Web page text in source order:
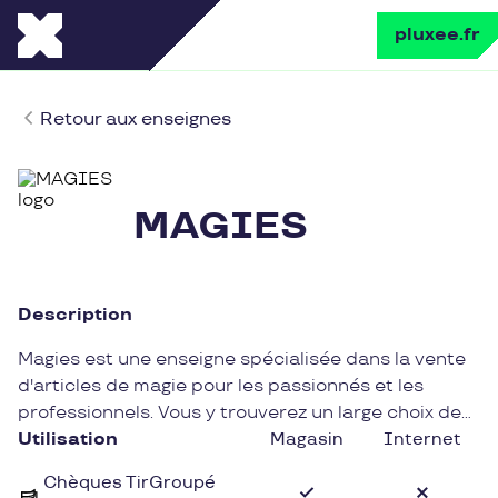
pluxee.fr
Retour aux enseignes
MAGIES
Description
Magies est une enseigne spécialisée dans la vente
d'articles de magie pour les passionnés et les
professionnels. Vous y trouverez un large choix de
produits allant des jeux de cartes aux accessoires
magie les plus surprenants.
Utilisation Magasin Internet
Chèques TirGroupé